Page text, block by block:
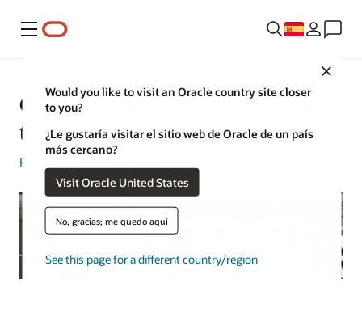
Menú
Would you like to visit an Oracle country site closer
to you?
¿Le gustaría visitar el sitio web de Oracle de un país
más cercano?
Visit Oracle United States
No, gracias; me quedo aquí
See this page for a different country/region
Construcción lean: Cómo mejorar
tu proceso de programación
Rick Bell